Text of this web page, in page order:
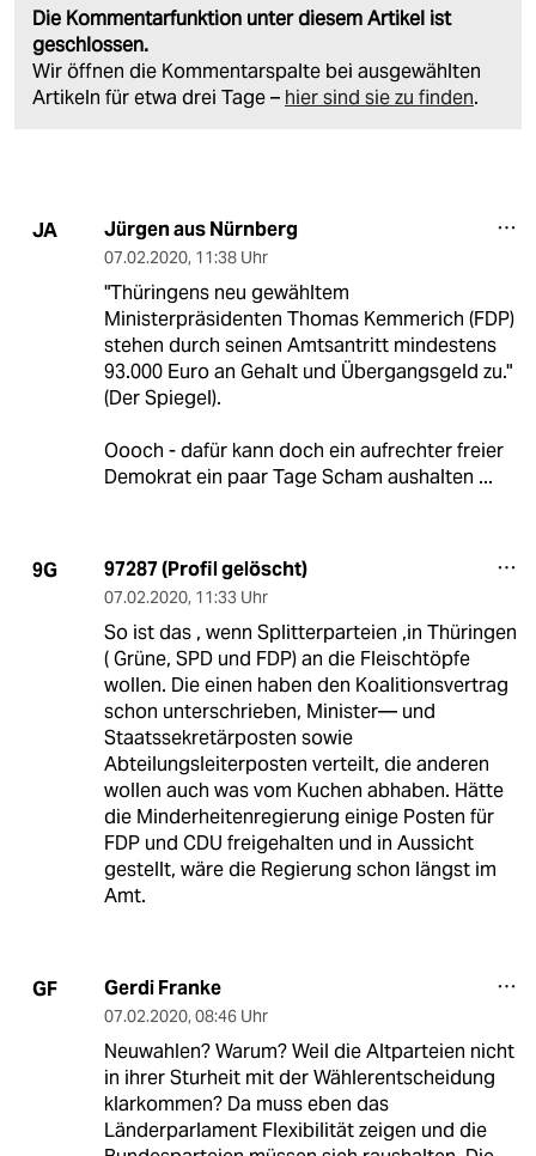
Die Kommentarfunktion unter diesem Artikel ist
geschlossen.
Wir öffnen die Kommentarspalte bei ausgewählten
Artikeln für etwa drei Tage – hier sind sie zu finden.
JA Jürgen aus Nürnberg
07.02.2020, 11:38 Uhr
"Thüringens neu gewähltem
Ministerpräsidenten Thomas Kemmerich (FDP)
stehen durch seinen Amtsantritt mindestens
93.000 Euro an Gehalt und Übergangsgeld zu."
(Der Spiegel).
Oooch - dafür kann doch ein aufrechter freier
Demokrat ein paar Tage Scham aushalten ...
9G 97287 (Profil gelöscht)
07.02.2020, 11:33 Uhr
So ist das , wenn Splitterparteien ,in Thüringen
( Grüne, SPD und FDP) an die Fleischtöpfe
wollen. Die einen haben den Koalitionsvertrag
schon unterschrieben, Minister— und
Staatssekretärposten sowie
Abteilungsleiterposten verteilt, die anderen
wollen auch was vom Kuchen abhaben. Hätte
die Minderheitenregierung einige Posten für
FDP und CDU freigehalten und in Aussicht
gestellt, wäre die Regierung schon längst im
Amt.
GF Gerdi Franke
07.02.2020, 08:46 Uhr
Neuwahlen? Warum? Weil die Altparteien nicht
in ihrer Sturheit mit der Wählerentscheidung
klarkommen? Da muss eben das
Länderparlament Flexibilität zeigen und die